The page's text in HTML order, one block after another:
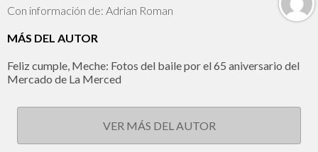
Con información de: Adrian Roman
MÁS DEL AUTOR
Feliz cumple, Meche: Fotos del baile por el 65 aniversario del
Mercado de La Merced
VER MÁS DEL AUTOR